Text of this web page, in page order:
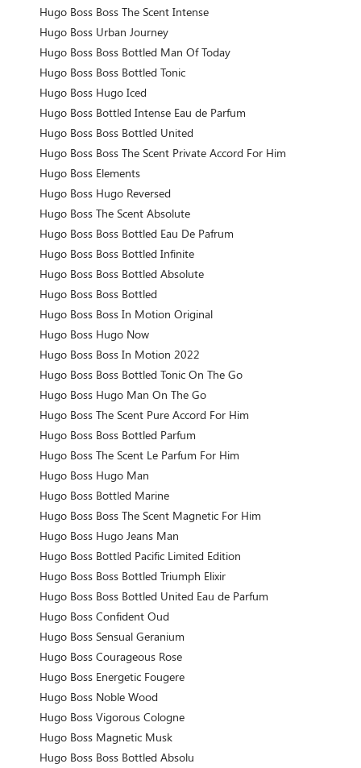
Hugo Boss Boss The Scent Intense
Hugo Boss Urban Journey
Hugo Boss Boss Bottled Man Of Today
Hugo Boss Boss Bottled Tonic
Hugo Boss Hugo Iced
Hugo Boss Bottled Intense Eau de Parfum
Hugo Boss Boss Bottled United
Hugo Boss Boss The Scent Private Accord For Him
Hugo Boss Elements
Hugo Boss Hugo Reversed
Hugo Boss The Scent Absolute
Hugo Boss Boss Bottled Eau De Pafrum
Hugo Boss Boss Bottled Infinite
Hugo Boss Boss Bottled Absolute
Hugo Boss Boss Bottled
Hugo Boss Boss In Motion Original
Hugo Boss Hugo Now
Hugo Boss Boss In Motion 2022
Hugo Boss Boss Bottled Tonic On The Go
Hugo Boss Hugo Man On The Go
Hugo Boss The Scent Pure Accord For Him
Hugo Boss Boss Bottled Parfum
Hugo Boss The Scent Le Parfum For Him
Hugo Boss Hugo Man
Hugo Boss Bottled Marine
Hugo Boss Boss The Scent Magnetic For Him
Hugo Boss Hugo Jeans Man
Hugo Boss Bottled Pacific Limited Edition
Hugo Boss Boss Bottled Triumph Elixir
Hugo Boss Boss Bottled United Eau de Parfum
Hugo Boss Confident Oud
Hugo Boss Sensual Geranium
Hugo Boss Courageous Rose
Hugo Boss Energetic Fougere
Hugo Boss Noble Wood
Hugo Boss Vigorous Cologne
Hugo Boss Magnetic Musk
Hugo Boss Boss Bottled Absolu